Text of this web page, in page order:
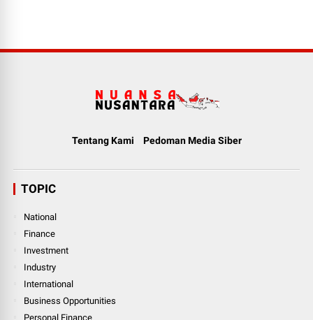
Tentang Kami Pedoman Media Siber
TOPIC
National
Finance
Investment
Industry
International
Business Opportunities
Personal Finance